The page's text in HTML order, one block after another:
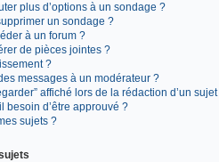
plus d’options à un sondage ?
un sondage ?
à un forum ?
de pièces jointes ?
?
messages à un modérateur ?
affiché lors de la rédaction d’un
besoin d’être approuvé ?
sujets ?